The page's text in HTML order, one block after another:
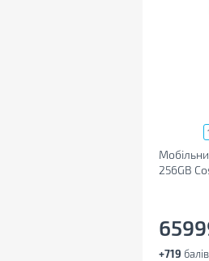
256GB
+719 балів